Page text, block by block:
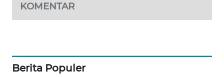
KOMENTAR
Berita Populer
SPORT
WAHANA